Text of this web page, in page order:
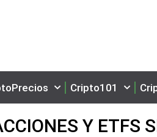
Cripto101
Y ETFS